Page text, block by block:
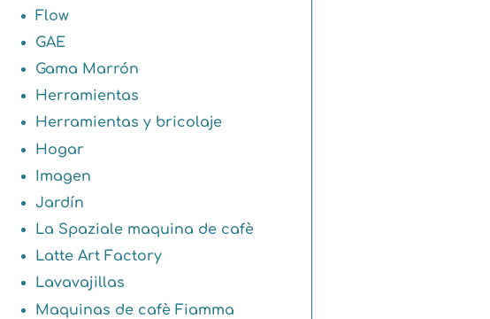
Flow
GAE
Gama Marrón
Herramientas
Herramientas y bricolaje
Hogar
Imagen
Jardín
La Spaziale maquina de cafè
Latte Art Factory
Lavavajillas
Maquinas de cafè Fiamma